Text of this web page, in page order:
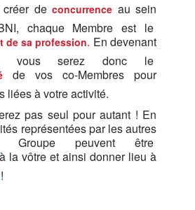
de concurrence au sein
chaque Membre est le
de sa profession. En devenant
vous serez donc le
de vos co-Membres pour
liées à votre activité.
pas seul pour autant ! En
représentées par les autres
Groupe peuvent être
à la vôtre et ainsi donner lieu à
!